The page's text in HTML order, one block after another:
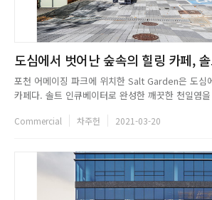
도심에서 벗어난 숲속의 힐링 카페,
포천 어메이징 파크에 위치한 Salt Garden은 도심
카페다. 솔트 인큐베이터로 완성한 깨끗한 천일염
과 실내 놀이 공간이 존재하는 사이트의 특성상 어
Commercial 차주헌 2021-03-20